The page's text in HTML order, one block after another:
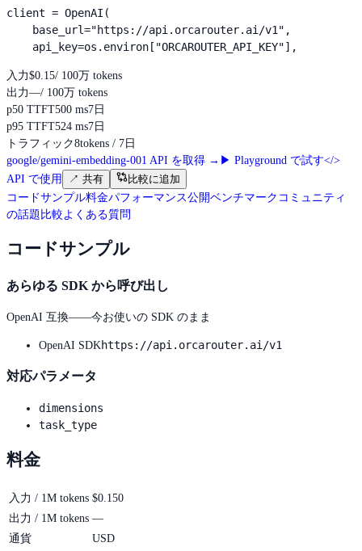
client = OpenAI(
    base_url="https://api.orcarouter.ai/v1",
    api_key=os.environ["ORCAROUTER_API_KEY"],
入力$0.15/ 100万 tokens
出力—/ 100万 tokens
p50 TTFT500 ms7日
p95 TTFT524 ms7日
トラフィック8tokens / 7日
google/gemini-embedding-001 API を取得 → ▶ Playground で試す</>
API で使用
↗ 共有
比較に追加
コードサンプル料金パフォーマンス公開ベンチマーク コミュニティ
の話題 比較 よくある質問
コードサンプル
あらゆる SDK から呼び出し
OpenAI 互換——今お使いの SDK のまま
OpenAI SDKhttps://api.orcarouter.ai/v1
対応パラメータ
dimensions
task_type
料金
入力 / 1M tokens $0.150
出力 / 1M tokens —
通貨
USD